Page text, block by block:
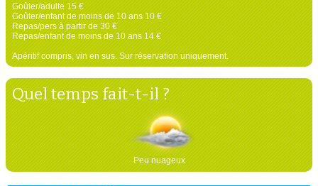
Goûter/adulte 15 €
Goûter/enfant de moins de 10 ans 10 €
Repas/pers à partir de 30 €
Repas/enfant de moins de 10 ans 14 €
Apéritif compris, vin en sus. Sur réservation uniquement.
Quel temps fait-t-il ?
Peu nuageux